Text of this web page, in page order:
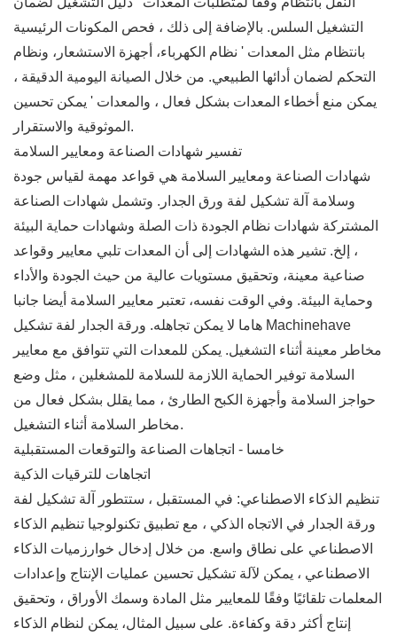
التشغيل السلس. بالإضافة إلى ذلك ، فحص المكونات الرئيسية
بانتظام مثل المعدات ' نظام الكهرباء، أجهزة الاستشعار، ونظام
التحكم لضمان أدائها الطبيعي. من خلال الصيانة اليومية الدقيقة ،
يمكن منع أخطاء المعدات بشكل فعال ، والمعدات ' يمكن تحسين
الموثوقية والاستقرار.
تفسير شهادات الصناعة ومعايير السلامة
شهادات الصناعة ومعايير السلامة هي قواعد مهمة لقياس جودة
وسلامة آلة تشكيل لفة ورق الجدار. وتشمل شهادات الصناعة
المشتركة شهادات نظام الجودة ذات الصلة وشهادات حماية البيئة
، إلخ. تشير هذه الشهادات إلى أن المعدات تلبي معايير وقواعد
صناعية معينة، وتحقيق مستويات عالية من حيث الجودة والأداء
وحماية البيئة. وفي الوقت نفسه، تعتبر معايير السلامة أيضا جانبا
هاما لا يمكن تجاهله. ورقة الجدار لفة تشكيل Machinehave
مخاطر معينة أثناء التشغيل. يمكن للمعدات التي تتوافق مع معايير
السلامة توفير الحماية اللازمة للسلامة للمشغلين ، مثل وضع
حواجز السلامة وأجهزة الكبح الطارئ ، مما يقلل بشكل فعال من
مخاطر السلامة أثناء التشغيل.
خامسا - اتجاهات الصناعة والتوقعات المستقبلية
اتجاهات للترقيات الذكية
تنظيم الذكاء الاصطناعي: في المستقبل ، ستتطور آلة تشكيل لفة
ورقة الجدار في الاتجاه الذكي ، مع تطبيق تكنولوجيا تنظيم الذكاء
الاصطناعي على نطاق واسع. من خلال إدخال خوارزميات الذكاء
الاصطناعي ، يمكن لآلة تشكيل تحسين عمليات الإنتاج وإعدادات
المعلمات تلقائيًا وفقًا للمعايير مثل المادة وسمك الأوراق ، وتحقيق
إنتاج أكثر دقة وكفاءة. على سبيل المثال، يمكن لنظام الذكاء